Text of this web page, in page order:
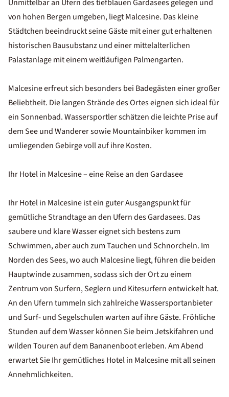
Unmittelbar an Ufern des tiefblauen Gardasees gelegen und
von hohen Bergen umgeben, liegt Malcesine. Das kleine
Städtchen beeindruckt seine Gäste mit einer gut erhaltenen
historischen Bausubstanz und einer mittelalterlichen
Palastanlage mit einem weitläufigen Palmengarten.
Malcesine erfreut sich besonders bei Badegästen einer großer
Beliebtheit. Die langen Strände des Ortes eignen sich ideal für
ein Sonnenbad. Wassersportler schätzen die leichte Prise auf
dem See und Wanderer sowie Mountainbiker kommen im
umliegenden Gebirge voll auf ihre Kosten.
Ihr Hotel in Malcesine – eine Reise an den Gardasee
Ihr Hotel in Malcesine ist ein guter Ausgangspunkt für
gemütliche Strandtage an den Ufern des Gardasees. Das
saubere und klare Wasser eignet sich bestens zum
Schwimmen, aber auch zum Tauchen und Schnorcheln. Im
Norden des Sees, wo auch Malcesine liegt, führen die beiden
Hauptwinde zusammen, sodass sich der Ort zu einem
Zentrum von Surfern, Seglern und Kitesurfern entwickelt hat.
An den Ufern tummeln sich zahlreiche Wassersportanbieter
und Surf- und Segelschulen warten auf ihre Gäste. Fröhliche
Stunden auf dem Wasser können Sie beim Jetskifahren und
wilden Touren auf dem Bananenboot erleben. Am Abend
erwartet Sie Ihr gemütliches Hotel in Malcesine mit all seinen
Annehmlichkeiten.